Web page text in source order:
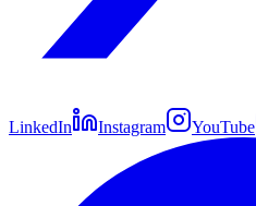
LinkedIn Instagram YouTube